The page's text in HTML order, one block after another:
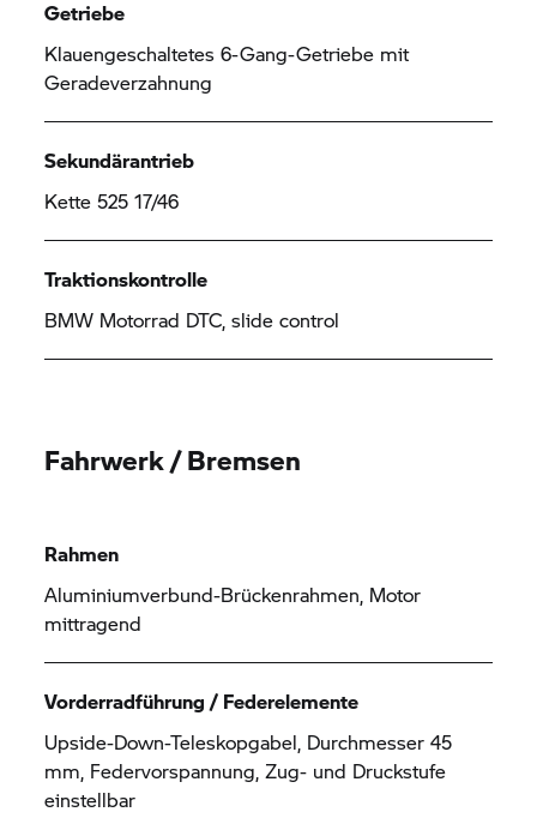
Getriebe
Klauengeschaltetes 6-Gang-Getriebe mit
Geradeverzahnung
Sekundärantrieb
Kette 525 17/46
Traktionskontrolle
BMW Motorrad DTC, slide control
Fahrwerk / Bremsen
Rahmen
Aluminiumverbund-Brückenrahmen, Motor
mittragend
Vorderradführung / Federelemente
Upside-Down-Teleskopgabel, Durchmesser 45
mm, Federvorspannung, Zug- und Druckstufe
einstellbar